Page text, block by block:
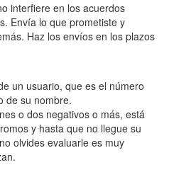
interfiere en los acuerdos
Envía lo que prometiste y
Haz los envíos en los plazos
un usuario, que es el número
de su nombre.
o dos negativos o más, está
y hasta que no llegue su
olvides evaluarle es muy